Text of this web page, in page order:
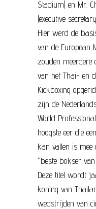
Stadium) en Mr.
(executive
Hier werd de
van de European
zouden meerdere
van het Thai- en
Kickboxing
zijn de
World
hoogste eer die
kan vallen is
“beste bokser
Deze titel wordt
koning van
wedstrijden van